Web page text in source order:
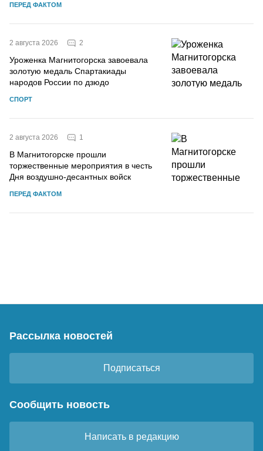
ПЕРЕД ФАКТОМ
2 августа 2026 2
Уроженка Магнитогорска завоевала
золотую медаль Спартакиады
народов России по дзюдо
СПОРТ
2 августа 2026 1
В Магнитогорске прошли
торжественные мероприятия в честь
Дня воздушно-десантных войск
ПЕРЕД ФАКТОМ
Рассылка новостей
Подписаться
Сообщить новость
Написать в редакцию